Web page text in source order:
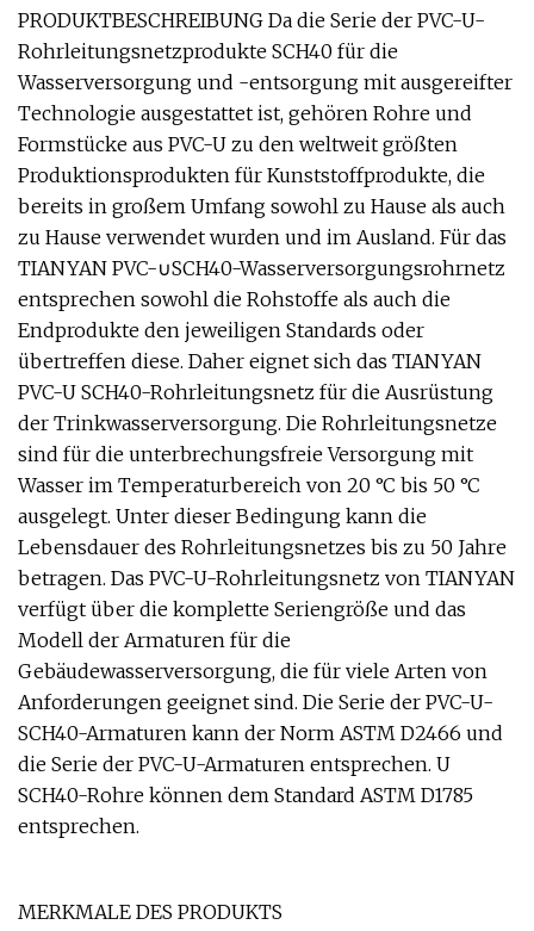
PRODUKTBESCHREIBUNG Da die Serie der PVC-U-
Rohrleitungsnetzprodukte SCH40 für die
Wasserversorgung und -entsorgung mit ausgereifter
Technologie ausgestattet ist, gehören Rohre und
Formstücke aus PVC-U zu den weltweit größten
Produktionsprodukten für Kunststoffprodukte, die
bereits in großem Umfang sowohl zu Hause als auch
zu Hause verwendet wurden und im Ausland. Für das
TIANYAN PVC-∪SCH40-Wasserversorgungsrohrnetz
entsprechen sowohl die Rohstoffe als auch die
Endprodukte den jeweiligen Standards oder
übertreffen diese. Daher eignet sich das TIANYAN
PVC-U SCH40-Rohrleitungsnetz für die Ausrüstung
der Trinkwasserversorgung. Die Rohrleitungsnetze
sind für die unterbrechungsfreie Versorgung mit
Wasser im Temperaturbereich von 20 °C bis 50 °C
ausgelegt. Unter dieser Bedingung kann die
Lebensdauer des Rohrleitungsnetzes bis zu 50 Jahre
betragen. Das PVC-U-Rohrleitungsnetz von TIANYAN
verfügt über die komplette Seriengröße und das
Modell der Armaturen für die
Gebäudewasserversorgung, die für viele Arten von
Anforderungen geeignet sind. Die Serie der PVC-U-
SCH40-Armaturen kann der Norm ASTM D2466 und
die Serie der PVC-U-Armaturen entsprechen. U
SCH40-Rohre können dem Standard ASTM D1785
entsprechen.
MERKMALE DES PRODUKTS